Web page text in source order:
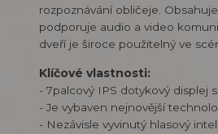
rozpoznávání obličeje.
podporuje audio a video
dveří je široce použitelný ve
Klíčové vlastnosti:
- 7palcový IPS dotykový displej
- Je vybaven nejnovější
- Nezávisle vyvinutý hlasový